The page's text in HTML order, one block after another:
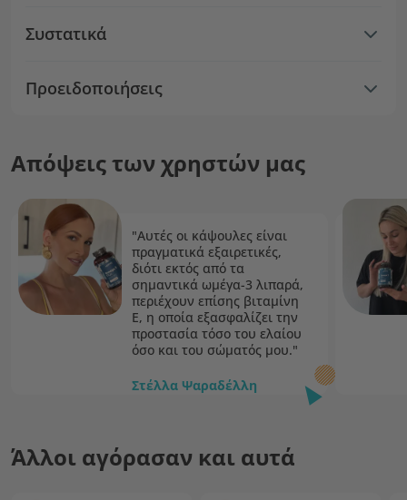
Συστατικά
Προειδοποιήσεις
Απόψεις των χρηστών μας
"Αυτές οι κάψουλες είναι
πραγματικά εξαιρετικές,
διότι εκτός από τα
σημαντικά ωμέγα-3 λιπαρά,
περιέχουν επίσης βιταμίνη
Ε, η οποία εξασφαλίζει την
προστασία τόσο του ελαίου
όσο και του σώματός μου."
Στέλλα Ψαραδέλλη
Άλλοι αγόρασαν και αυτά